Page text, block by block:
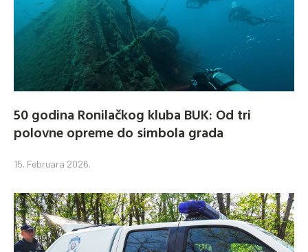
50 godina Ronilačkog kluba BUK: Od tri
polovne opreme do simbola grada
15. Februara 2026.